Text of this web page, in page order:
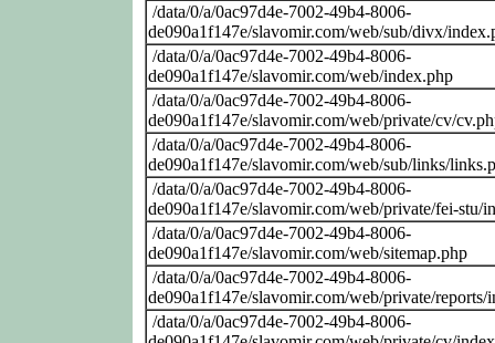
/data/0/a/0ac97d4e-7002-49b4-8006-
de090a1f147e/slavomir.com/web/sub/divx/
/data/0/a/0ac97d4e-7002-49b4-8006-
de090a1f147e/slavomir.com/web/index.php
/data/0/a/0ac97d4e-7002-49b4-8006-
de090a1f147e/slavomir.com/web/private/cv/
/data/0/a/0ac97d4e-7002-49b4-8006-
de090a1f147e/slavomir.com/web/sub/links/
/data/0/a/0ac97d4e-7002-49b4-8006-
de090a1f147e/slavomir.com/web/private/fei-stu/
/data/0/a/0ac97d4e-7002-49b4-8006-
de090a1f147e/slavomir.com/web/sitemap.php
/data/0/a/0ac97d4e-7002-49b4-8006-
de090a1f147e/slavomir.com/web/private/reports/
/data/0/a/0ac97d4e-7002-49b4-8006-